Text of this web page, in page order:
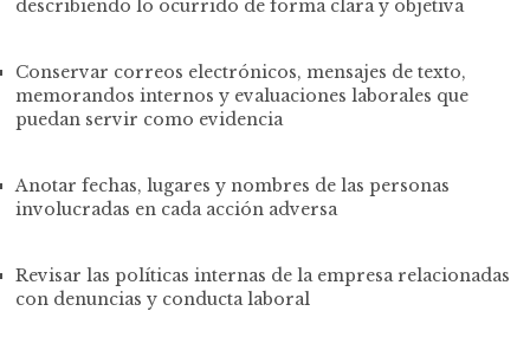
describiendo lo ocurrido de forma clara y objetiva
Conservar correos electrónicos, mensajes de texto,
memorandos internos y evaluaciones laborales que
puedan servir como evidencia
Anotar fechas, lugares y nombres de las personas
involucradas en cada acción adversa
Revisar las políticas internas de la empresa relacionadas
con denuncias y conducta laboral